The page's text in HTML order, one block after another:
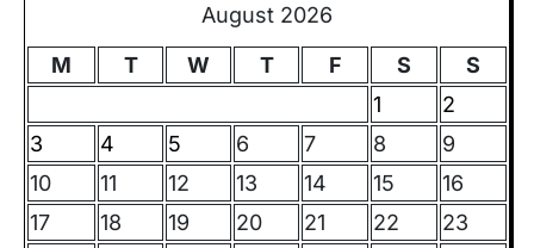
August 2026
M
T W T F S
S
1
2
3
4 5 6 7 8
9
10
11 12 13 14 15
16
17
18 19 20 21 22
23